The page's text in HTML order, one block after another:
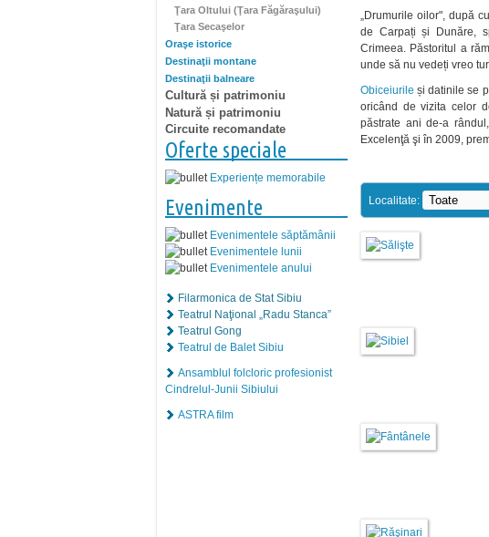
Ţara Oltului (Ţara Făgăraşului)
Ţara Secaşelor
Oraşe istorice
Destinaţii montane
Destinaţii balneare
Cultură și patrimoniu
Natură și patrimoniu
Circuite recomandate
Oferte speciale
Experiențe memorabile
Evenimente
Evenimentele săptămânii
Evenimentele lunii
Evenimentele anului
Filarmonica de Stat Sibiu
Teatrul Naţional „Radu Stanca”
Teatrul Gong
Teatrul de Balet Sibiu
Ansamblul folcloric profesionist
Cindrelul-Junii Sibiului
ASTRA film
„Drumurile oilor", după
de Carpați și Dunăre,
Crimeea. Păstoritul a
unde să nu vedeți vreo
Obiceiurile și datinile se
oricând de vizita celor
păstrate ani de-a
Excelenţă şi în 2009,
Localitate: